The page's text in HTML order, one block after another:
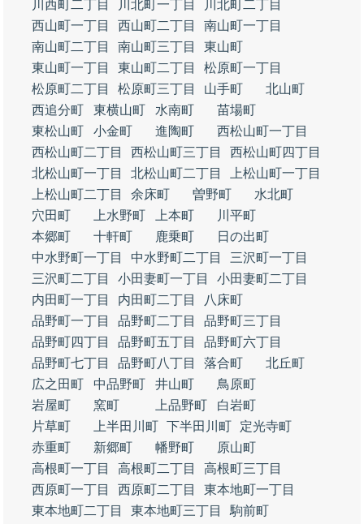
川西町二丁目
川北町一丁目
川北町二丁目
西山町一丁目
西山町二丁目
南山町一丁目
南山町二丁目
南山町三丁目
東山町
東山町一丁目
東山町二丁目
松原町一丁目
松原町二丁目
松原町三丁目 山手町
北山町
西追分町
東横山町 水南町
苗場町
東松山町
小金町 進陶町
西松山町一丁目
西松山町二丁目
西松山町三丁目
西松山町四丁目
北松山町一丁目
北松山町二丁目
上松山町一丁目
上松山町二丁目
余床町 曽野町
水北町
穴田町
上水野町 上本町
川平町
本郷町
十軒町 鹿乗町
日の出町
中水野町一丁目
中水野町二丁目
三沢町一丁目
三沢町二丁目
小田妻町一丁目
小田妻町二丁目
内田町一丁目
内田町二丁目
八床町
品野町一丁目
品野町二丁目
品野町三丁目
品野町四丁目
品野町五丁目
品野町六丁目
品野町七丁目
品野町八丁目 落合町
北丘町
広之田町
中品野町 井山町
鳥原町
岩屋町
窯町 上品野町
白岩町
片草町
上半田川町 下半田川町
定光寺町
赤重町
新郷町 幡野町
原山町
高根町一丁目
高根町二丁目
高根町三丁目
西原町一丁目
西原町二丁目
東本地町一丁目
東本地町二丁目
東本地町三丁目
駒前町